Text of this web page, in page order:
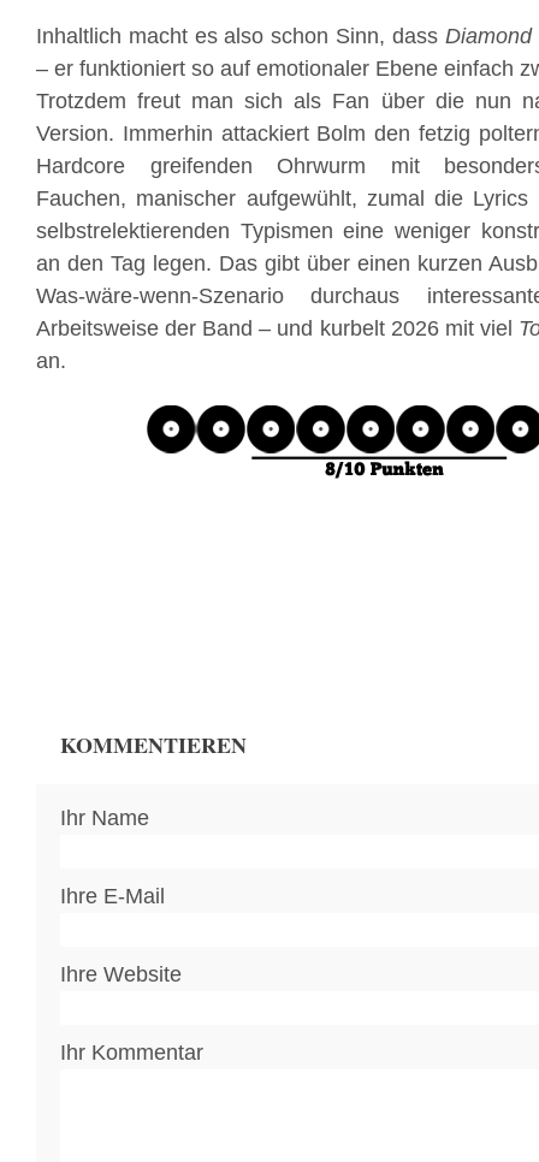
Inhaltlich macht es also schon Sinn, dass Diamond
– er funktioniert so auf emotionaler Ebene einfach
Trotzdem freut man sich als Fan über die nun
Version. Immerhin attackiert Bolm den fetzig
Hardcore greifenden Ohrwurm mit
Fauchen, manischer aufgewühlt, zumal die
selbstrelektierenden Typismen eine weniger
an den Tag legen. Das gibt über einen kurzen
Was-wäre-wenn-Szenario durchaus
Arbeitsweise der Band – und kurbelt 2026 mit viel
an.
KOMMENTIEREN
Ihr Name
Ihre E-Mail
Ihre Website
Ihr Kommentar